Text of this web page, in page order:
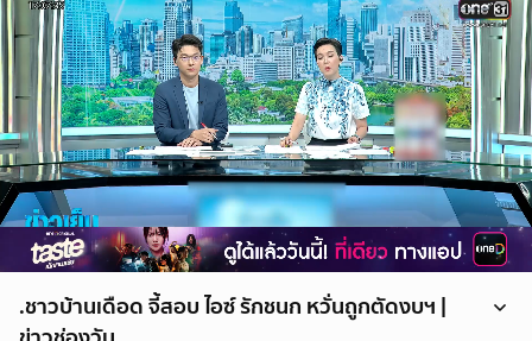
.ชาวบ้านเดือด จี้สอบ ไอซ์ รักชนก หวั่นถูกตัดงบฯ |